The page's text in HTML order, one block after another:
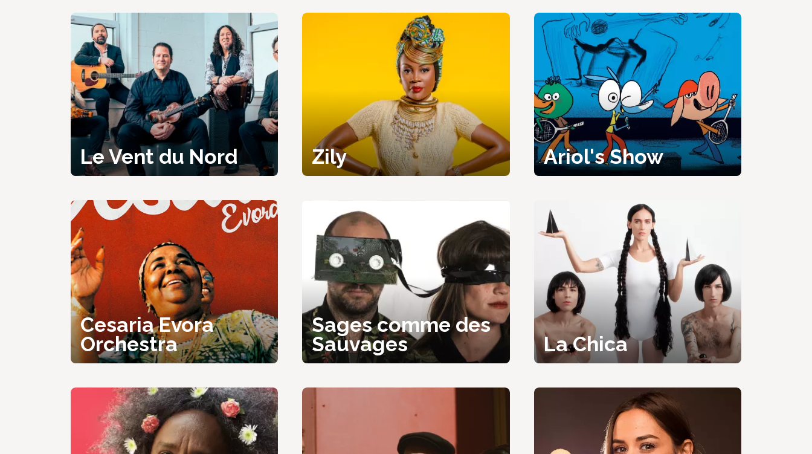
Le Vent du Nord Zily Ariol's Show
Cesaria Evora
Orchestra
Sages comme des
Sauvages
La Chica